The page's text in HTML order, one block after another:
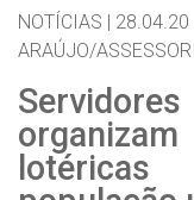
NOTÍCIAS | 28.04.20
ARAÚJO/